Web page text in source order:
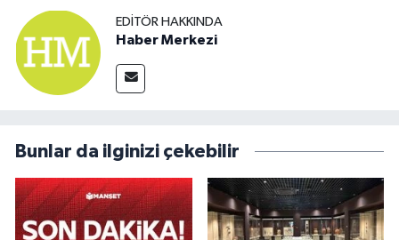
EDITÖR HAKKINDA
Haber Merkezi
Bunlar da ilginizi çekebilir